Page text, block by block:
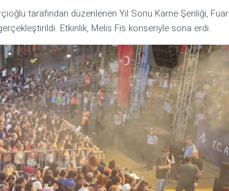
tarafından düzenlenen Yıl Sonu Karne Şenliği, Fuar
Etkinlik, Melis Fis konseriyle sona erdi.